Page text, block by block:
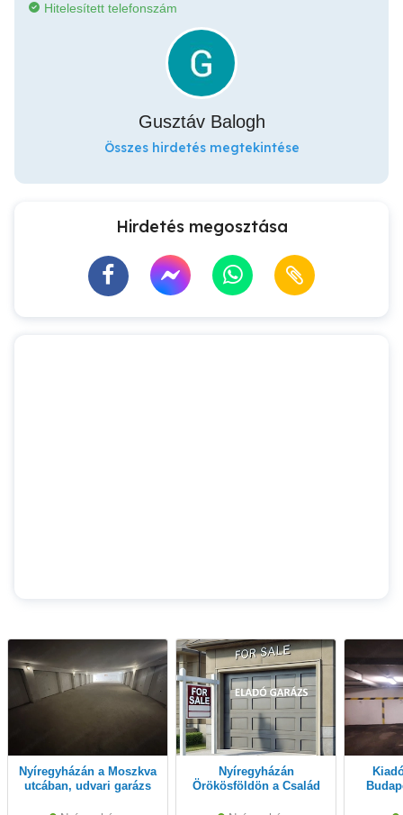
Hitelesített telefonszám
Gusztáv Balogh
Összes hirdetés megtekintése
Hirdetés megosztása
Nyíregyházán a Moszkva
utcában, udvari garázs
Nyíregyházán
Örökösföldön a Család
Kiadó teremgarázs